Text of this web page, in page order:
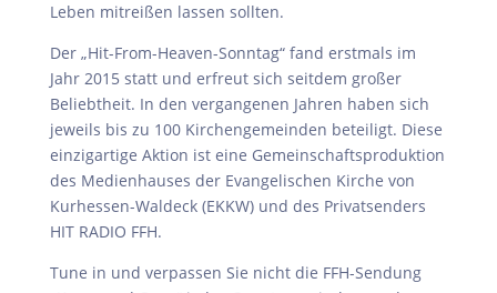
Leben mitreißen lassen sollten.
Der „Hit-From-Heaven-Sonntag“ fand erstmals im
Jahr 2015 statt und erfreut sich seitdem großer
Beliebtheit. In den vergangenen Jahren haben sich
jeweils bis zu 100 Kirchengemeinden beteiligt. Diese
einzigartige Aktion ist eine Gemeinschaftsproduktion
des Medienhauses der Evangelischen Kirche von
Kurhessen-Waldeck (EKKW) und des Privatsenders
HIT RADIO FFH.
Tune in und verpassen Sie nicht die FFH-Sendung